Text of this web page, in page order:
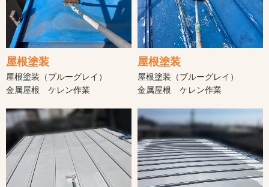
屋根塗装
屋根塗装（ブルーグレイ）
金属屋根 ケレン作業
屋根塗装
屋根塗装（ブルーグレイ）
金属屋根 ケレン作業